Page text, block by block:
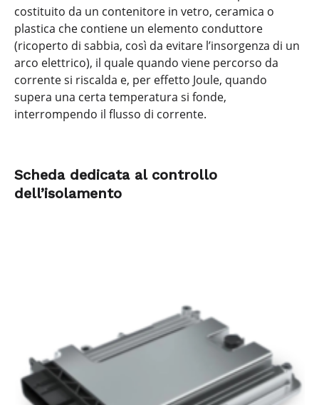
costituito da un contenitore in vetro, ceramica o
plastica che contiene un elemento conduttore
(ricoperto di sabbia, così da evitare l’insorgenza di un
arco elettrico), il quale quando viene percorso da
corrente si riscalda e, per effetto Joule, quando
supera una certa temperatura si fonde,
interrompendo il flusso di corrente.
Scheda dedicata al controllo
dell’isolamento